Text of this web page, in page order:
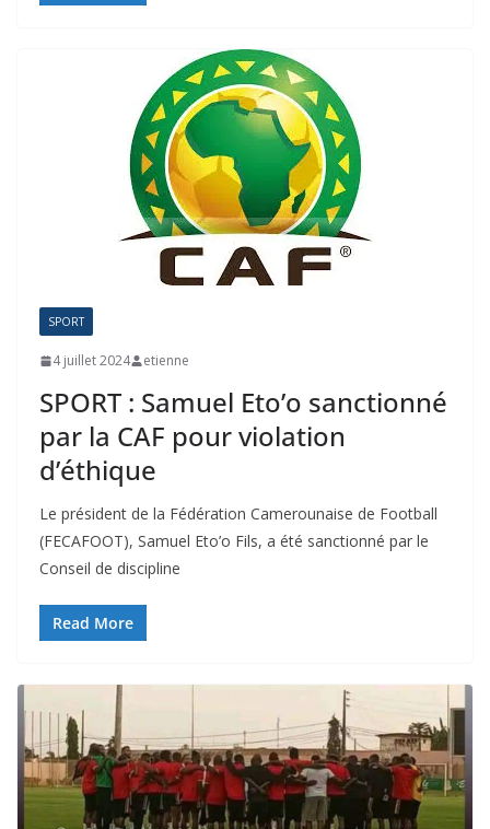
SPORT
4 juillet 2024 etienne
SPORT : Samuel Eto’o sanctionné
par la CAF pour violation
d’éthique
Le président de la Fédération Camerounaise de Football
(FECAFOOT), Samuel Eto’o Fils, a été sanctionné par le
Conseil de discipline
Read More